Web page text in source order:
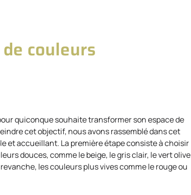
couleurs
quiconque souhaite transformer son espace de
cet objectif, nous avons rassemblé dans cet
et accueillant. La première étape consiste à choisir
douces, comme le beige, le gris clair, le vert olive
les couleurs plus vives comme le rouge ou